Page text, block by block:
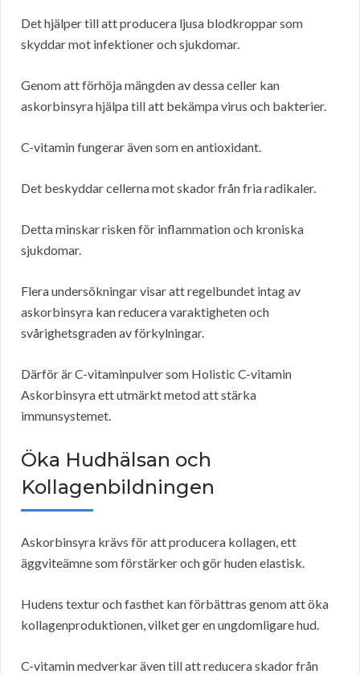
Det hjälper till att producera ljusa blodkroppar som
skyddar mot infektioner och sjukdomar.
Genom att förhöja mängden av dessa celler kan
askorbinsyra hjälpa till att bekämpa virus och bakterier.
C-vitamin fungerar även som en antioxidant.
Det beskyddar cellerna mot skador från fria radikaler.
Detta minskar risken för inflammation och kroniska
sjukdomar.
Flera undersökningar visar att regelbundet intag av
askorbinsyra kan reducera varaktigheten och
svårighetsgraden av förkylningar.
Därför är C-vitaminpulver som Holistic C-vitamin
Askorbinsyra ett utmärkt metod att stärka
immunsystemet.
Öka Hudhälsan och
Kollagenbildningen
Askorbinsyra krävs för att producera kollagen, ett
äggviteämne som förstärker och gör huden elastisk.
Hudens textur och fasthet kan förbättras genom att öka
kollagenproduktionen, vilket ger en ungdomligare hud.
C-vitamin medverkar även till att reducera skador från